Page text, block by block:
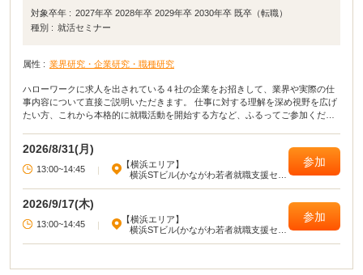
対象卒年 : 2027年卒 2028年卒 2029年卒 2030年卒 既卒（転職）
種別 : 就活セミナー
属性 : 業界研究・企業研究・職種研究
ハローワークに求人を出されている４社の企業をお招きして、業界や実際の仕
事内容について直接ご説明いただきます。 仕事に対する理解を深め視野を広げ
たい方、これから本格的に就職活動を開始する方など、ふるってご参加くださ
2026/8/31(月)
13:00~14:45 |
【横浜エリア】
横浜STビル(かながわ若者就職支援セン
参加
2026/9/17(木)
13:00~14:45 |
【横浜エリア】
横浜STビル(かながわ若者就職支援セン
参加